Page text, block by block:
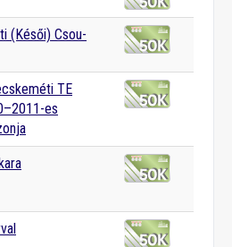
(Késői) Csou-
TE
es